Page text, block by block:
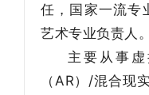
任，国家一流专
艺术专业负责人。
主要从事
（AR）/混合现